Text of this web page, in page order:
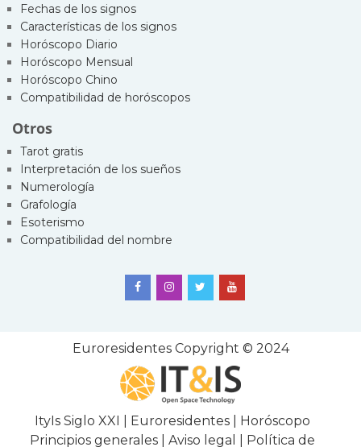
Fechas de los signos
Características de los signos
Horóscopo Diario
Horóscopo Mensual
Horóscopo Chino
Compatibilidad de horóscopos
Otros
Tarot gratis
Interpretación de los sueños
Numerología
Grafología
Esoterismo
Compatibilidad del nombre
EuroresidentesCopyright © 2024
ItyIs Siglo XXI Euroresidentes
Horóscopo
Principios generales
Aviso legal Política de